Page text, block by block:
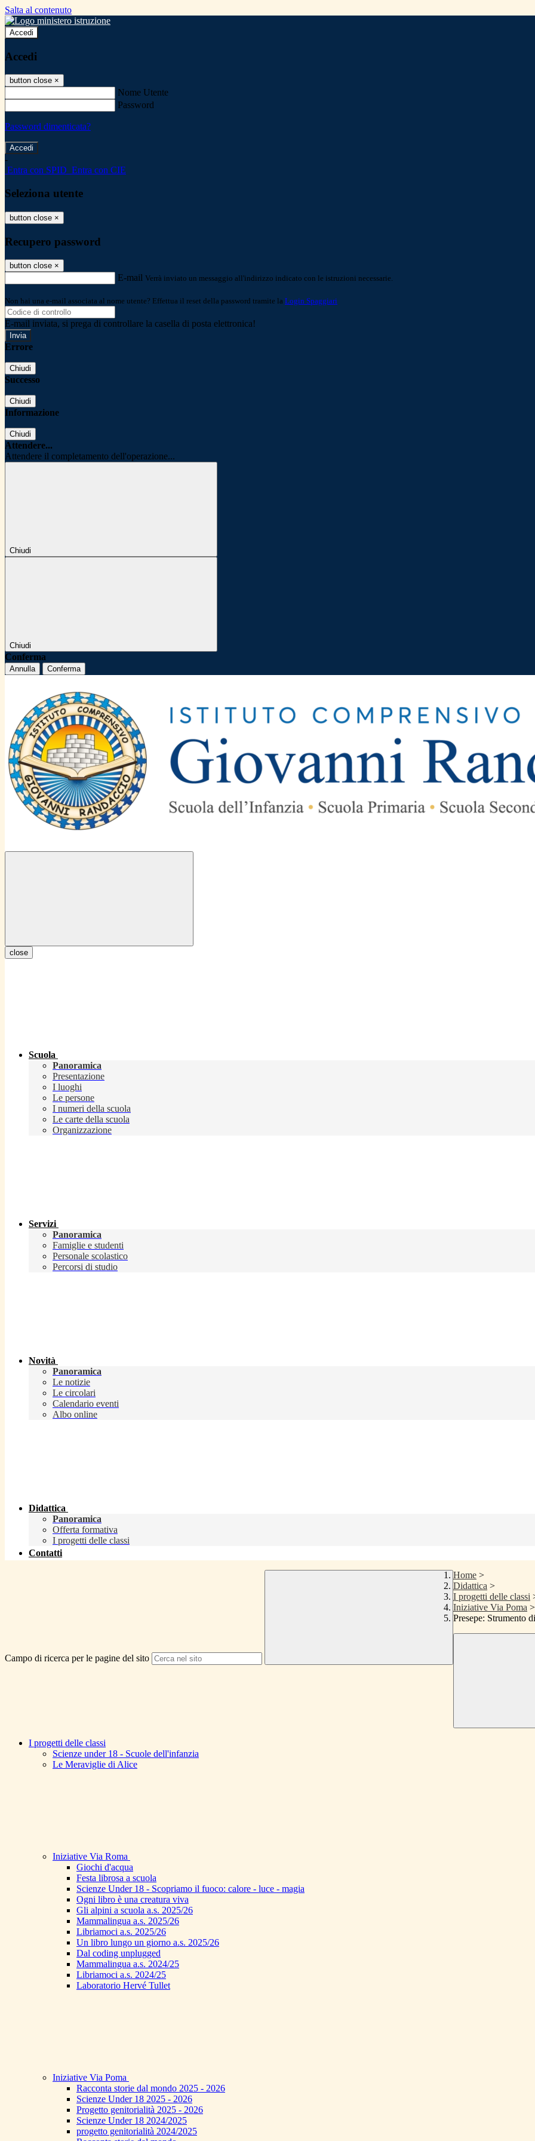
Salta al contenuto
Accedi
Accedi
button close ×
Nome Utente
Password
Password dimenticata?
-
Entra con SPID Entra con CIE
Seleziona utente
button close ×
Recupero password
button close ×
E-mail Verrà inviato un messaggio all'indirizzo indicato con le istruzioni necessarie.
Non hai una e-mail associata al nome utente? Effettua il reset della password tramite la Login Spaggiari
E-mail inviata, si prega di controllare la casella di posta elettronica!
Errore
Chiudi
Successo
Chiudi
Informazione
Chiudi
Attendere...
Attendere il completamento dell'operazione...
Chiudi
Chiudi
Conferma
Annulla Conferma
close
Scuola
Panoramica
Presentazione
I luoghi
Le persone
I numeri della scuola
Le carte della scuola
Organizzazione
Servizi
Panoramica
Famiglie e studenti
Personale scolastico
Percorsi di studio
Novità
Panoramica
Le notizie
Le circolari
Calendario eventi
Albo online
Didattica
Panoramica
Offerta formativa
I progetti delle classi
Contatti
Campo di ricerca per le pagine del sito
Home >
Didattica >
I progetti delle classi
Iniziative Via Poma >
Presepe: Strumento
I progetti delle classi
Scienze under 18 - Scuole dell'infanzia
Le Meraviglie di Alice
Iniziative Via Roma
Giochi d'acqua
Festa librosa a scuola
Scienze Under 18 - Scopriamo il fuoco: calore - luce - magia
Ogni libro è una creatura viva
Gli alpini a scuola a.s. 2025/26
Mammalingua a.s. 2025/26
Libriamoci a.s. 2025/26
Un libro lungo un giorno a.s. 2025/26
Dal coding unplugged
Mammalingua a.s. 2024/25
Libriamoci a.s. 2024/25
Laboratorio Hervé Tullet
Iniziative Via Poma
Racconta storie dal mondo 2025 - 2026
Scienze Under 18 2025 - 2026
Progetto genitorialità 2025 - 2026
Scienze Under 18 2024/2025
progetto genitorialità 2024/2025